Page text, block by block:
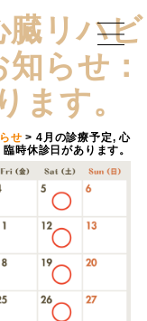
臓リハビ
らせ：
ます。
せ >4月の診療予定, 心
時休診日があります。